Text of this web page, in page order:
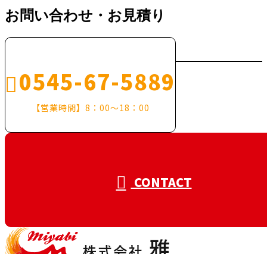
お問い合わせ・お見積り
0545-67-5889
【営業時間】8：00～18：00
CONTACT